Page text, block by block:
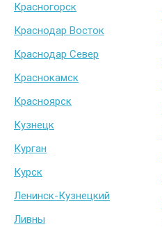
Красногорск
Краснодар Восток
Краснодар Север
Краснокамск
Красноярск
Кузнецк
Курган
Курск
Ленинск-Кузнецкий
Ливны